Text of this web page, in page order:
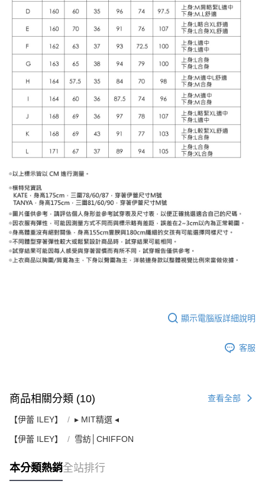
顯示電腦版詳細說明
客服
商品相關分類 (10) 查看全部
【伊蕾 ILEY】 ▸ MIT精選 ◂
【伊蕾 ILEY】 雪紡│CHIFFON
本分類熱銷全站排行